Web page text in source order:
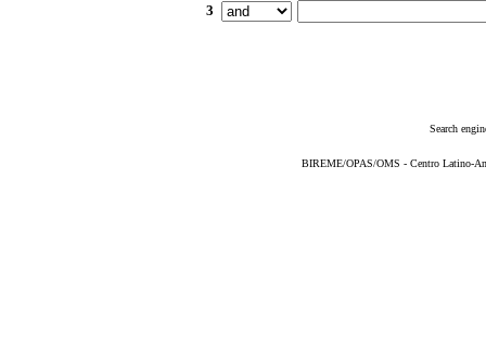
3
Search
BIREME/OPAS/OMS - Centro Latino-